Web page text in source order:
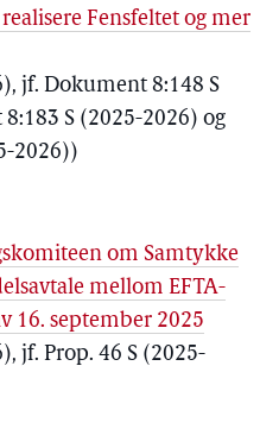
Fensfeltet og mer
jf. Dokument 8:148 S
S (2025-2026) og
2026))
om Samtykke
mellom EFTA-
16. september 2025
jf. Prop. 46 S (2025-